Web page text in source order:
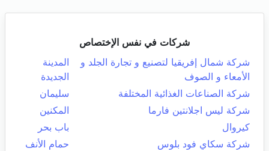
شركات في نفس الإختصاص
شركة شمال إفريقيا لتصنيع و تجارة الجلد و
الأمعاء و الصوف
المدينة
الجديدة
شركة الصناعات الغذائية المختلفة
سليمان
شركة ليس اجلانتين فارما
المكنين
كيروال
باب بحر
شركة سكاي فود بلوس
حمام الأنف